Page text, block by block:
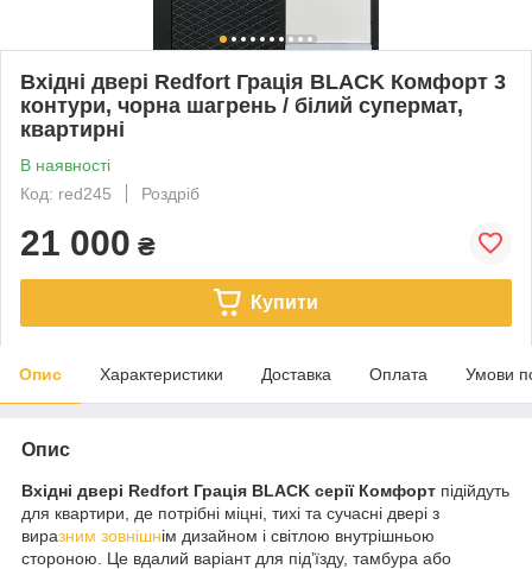
Вхідні двері Redfort Грація BLACK Комфорт 3
контури, чорна шагрень / білий супермат,
квартирні
В наявності
Код: red245
Роздріб
21 000 ₴
Купити
Опис Характеристики Доставка Оплата Умови
Опис
Вхідні двері Redfort Грація BLACK серії Комфорт підійдуть
для квартири, де потрібні міцні, тихі та сучасні двері з
виразним зовнішнім дизайном і світлою внутрішньою
стороною. Це вдалий варіант для під’їзду, тамбура або